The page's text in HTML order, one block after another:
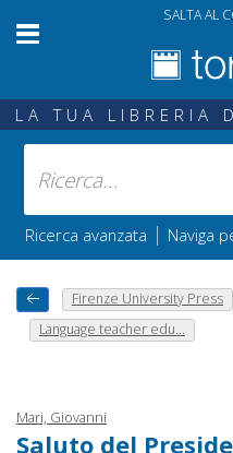
SALTA AL
LA TUA LIBRERIA
Ricerca avanzata | Naviga
Firenze University Press
Language teacher edu...
Mari, Giovanni
Saluto del